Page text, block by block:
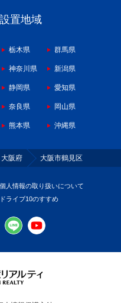
置地域
栃木県 群馬県
神奈川県 新潟県
静岡県 愛知県
奈良県 岡山県
熊本県 沖縄県
大阪府 大阪市鶴見区
人情報の取り扱いについて
ライブ10のすすめ